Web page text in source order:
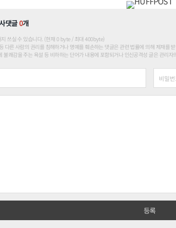
댓글0개
지 쓰실 수 있습니다. (현재 0 byte / 최대 400byte)
다른 사람의 권리를 침해하거나 명예를 훼손하는 댓글은 관련 법률에 의해 제재를
불쾌감을 주는 욕설 등 비하하는 단어가 내용에 포함되거나 인신공격성 글은 관리자